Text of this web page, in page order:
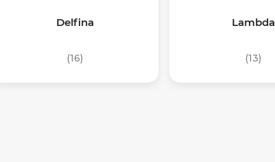
Delfina
(16)
Lambda
(13)